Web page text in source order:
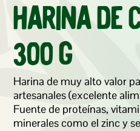
Harina de
300 g
Harina de muy alto valor
artesanales (excelente
Fuente de proteínas,
minerales como el zinc y